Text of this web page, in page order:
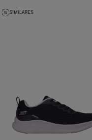
SIMILARES